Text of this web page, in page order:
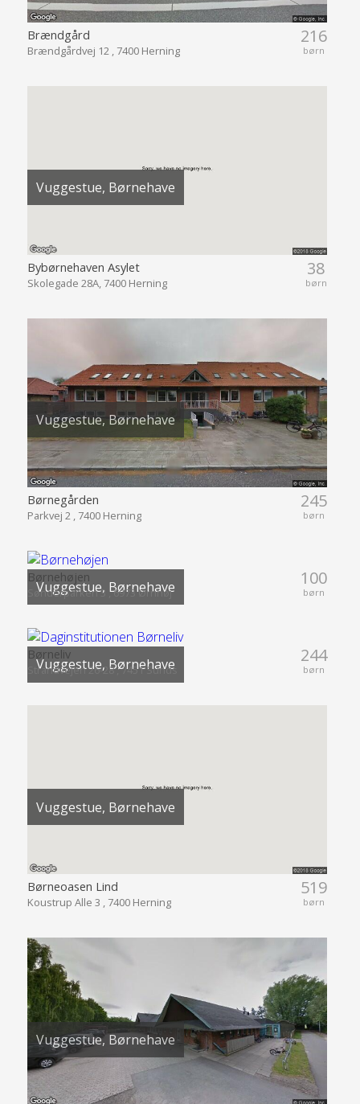
216
børn
Brændgård
Brændgårdvej 12 , 7400 Herning
Vuggestue, Børnehave
38
børn
Bybørnehaven Asylet
Skolegade 28A, 7400 Herning
Vuggestue, Børnehave
245
børn
Børnegården
Parkvej 2 , 7400 Herning
Vuggestue, Børnehave 100
børn
Børnehøjen
Sønderparken 3 , 6973 Ørnhøj
Vuggestue, Børnehave 244
børn
Børneliv
Strandvejen 26-28 , 7451 Sunds
Vuggestue, Børnehave
519
børn
Børneoasen Lind
Koustrup Alle 3 , 7400 Herning
Vuggestue, Børnehave